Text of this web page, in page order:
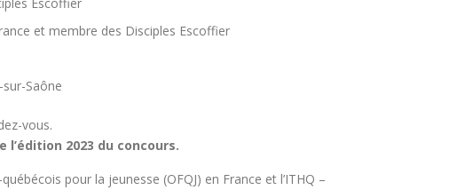
Escoffier
et membre des Disciples Escoffier
Saône
vous.
2023 du concours.
pour la jeunesse (OFQJ) en France et l’ITHQ –